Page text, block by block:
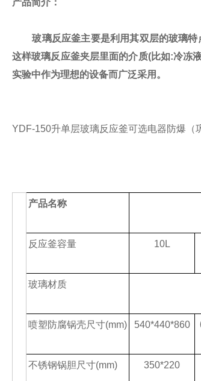
产品简介：
玻璃反应釜主要是利用其双层的玻璃特
这样玻璃反应釜夹层里面的介质(比如:冷冻
实验中作为理想的设备而广泛采用。
YDF-150升单层玻璃反应釜可选电器防爆（
产品名称
反应釜容量 10L
玻璃材质
喷塑防腐锅壳尺寸(mm) 540*440*860
不锈钢锅胆尺寸(mm) 350*220